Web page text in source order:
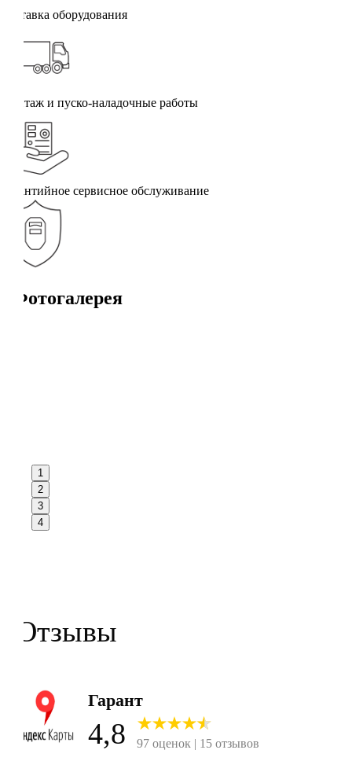
Доставка оборудования
Монтаж и пуско-наладочные работы
Гарантийное сервисное обслуживание
Фотогалерея
1
2
3
4
Отзывы
Гарант
4,8 97 оценок | 15 отзывов